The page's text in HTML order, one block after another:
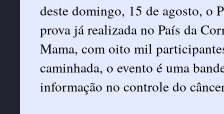
deste domingo, 15 de agosto, o
prova já realizada no País da
Mama, com oito mil
caminhada, o evento é uma
informação no controle do